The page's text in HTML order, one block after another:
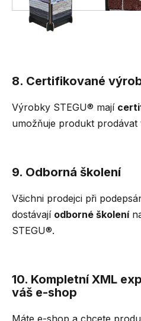
8. Certifikované
Výrobky STEGU® mají
umožňuje produkt prodávat
9. Odborná školení
Všichni prodejci při
dostávají odborné školení
STEGU®.
10. Kompletní XML
váš e-shop